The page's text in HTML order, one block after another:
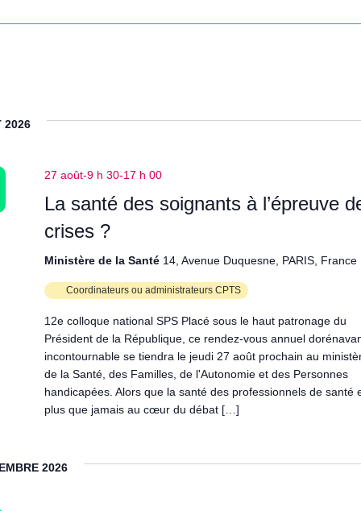
2026
27 août-9 h 30-17 h 00
La santé des soignants à l’épreuve
crises ?
Ministère de la Santé 14, Avenue Duquesne, PARIS, France
Coordinateurs ou administrateurs CPTS
12e colloque national SPS Placé sous le haut patronage du
Président de la République, ce rendez-vous annuel
incontournable se tiendra le jeudi 27 août prochain au
de la Santé, des Familles, de l'Autonomie et des Personnes
handicapées. Alors que la santé des professionnels de santé
plus que jamais au cœur du débat […]
2026